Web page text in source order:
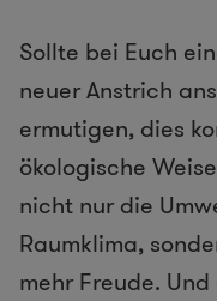
Sollte bei Euch
neuer Anstrich
ermutigen, dies
ökologische
nicht nur die
Raumklima,
mehr Freude.